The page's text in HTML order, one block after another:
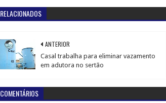
RELACIONADOS
ANTERIOR
Casal trabalha para eliminar vazamento
em adutora no sertão
COMENTÁRIOS